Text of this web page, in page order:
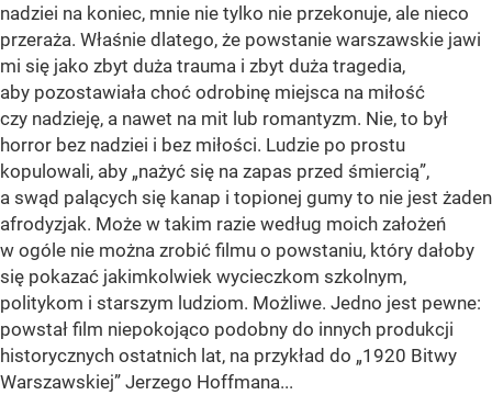
nadziei na koniec, mnie nie tylko nie przekonuje, ale nieco
przeraża. Właśnie dlatego, że powstanie warszawskie jawi
mi się jako zbyt duża trauma i zbyt duża tragedia,
aby pozostawiała choć odrobinę miejsca na miłość
czy nadzieję, a nawet na mit lub romantyzm. Nie, to był
horror bez nadziei i bez miłości. Ludzie po prostu
kopulowali, aby „nażyć się na zapas przed śmiercią”,
a swąd palących się kanap i topionej gumy to nie jest żaden
afrodyzjak. Może w takim razie według moich założeń
w ogóle nie można zrobić filmu o powstaniu, który dałoby
się pokazać jakimkolwiek wycieczkom szkolnym,
politykom i starszym ludziom. Możliwe. Jedno jest pewne:
powstał film niepokojąco podobny do innych produkcji
historycznych ostatnich lat, na przykład do „1920 Bitwy
Warszawskiej” Jerzego Hoffmana...